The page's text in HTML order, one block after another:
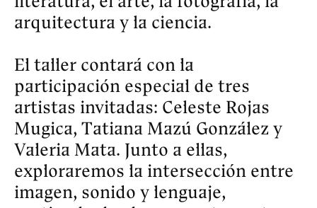
DOS — El desecho, ¿ensayo y error?
La práctica diaria
Caminar, escribir y escuchar
TRES — El accidente, ¿existe una
relación entre la sorpresa y la
belleza?
Invitada especial: Celeste Rojas
Mugica
Lo inesperado
La imaginación de las imágenes
Ficción: Representación y simulacro